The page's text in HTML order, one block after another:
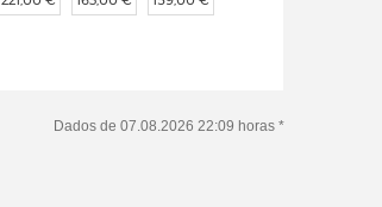
Dados de 07.08.2026 22:09 horas *